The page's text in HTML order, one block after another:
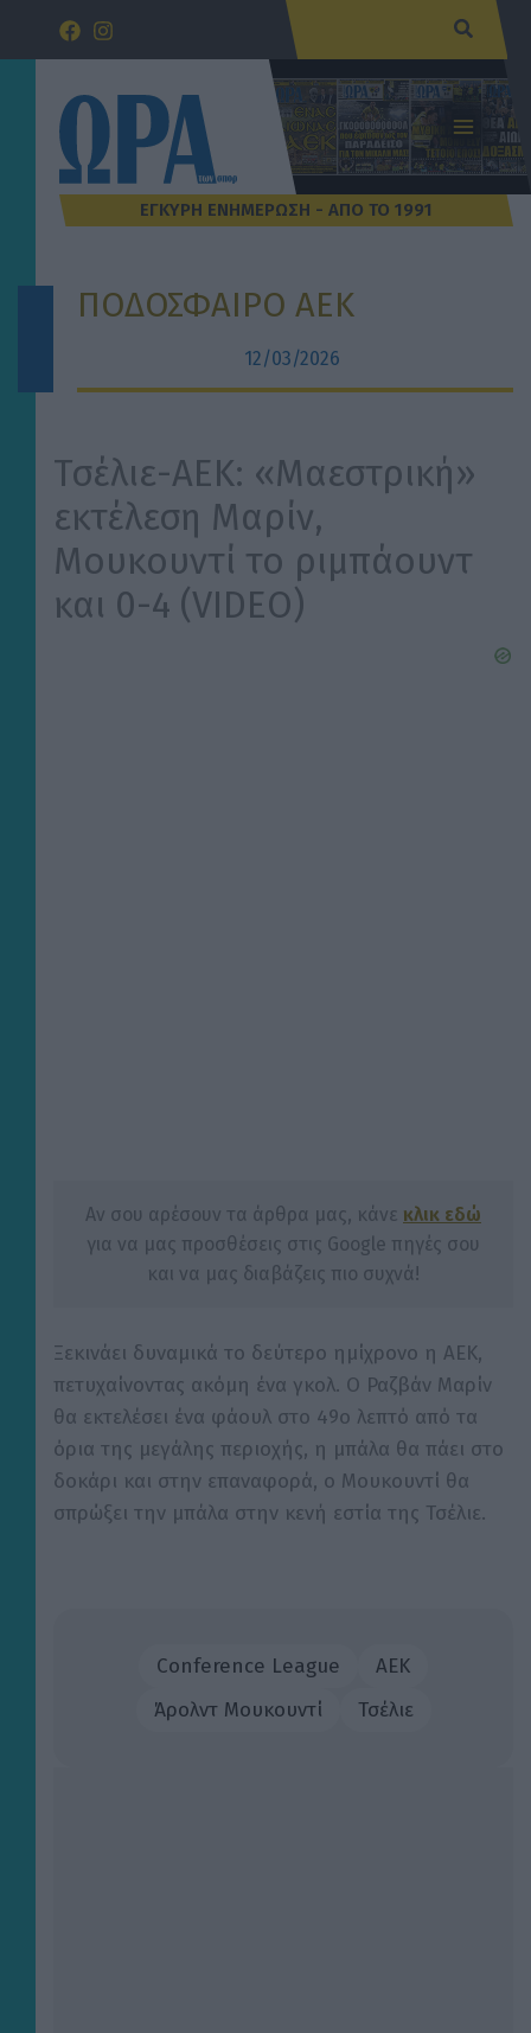
Μετάβαση
ΠΟΔΟΣΦΑΙΡΟ ΑΕΚ
12/03/2026
Τσέλιε-ΑΕΚ: «Μαεστρική»
εκτέλεση Μαρίν,
Μουκουντί το ριμπάουντ
και 0-4 (VIDEO)
Αν σου αρέσουν τα άρθρα μας, κάνε κλικ εδώ
για να μας προσθέσεις στις Google πηγές σου
και να μας διαβάζεις πιο συχνά!
Ξεκινάει δυναμικά το δεύτερο ημίχρονο η ΑΕΚ,
πετυχαίνοντας ακόμη ένα γκολ. Ο Ραζβάν Μαρίν
θα εκτελέσει ένα φάουλ στο 49ο λεπτό από τα
όρια της μεγάλης περιοχής, η μπάλα θα πάει στο
δοκάρι και στην επαναφορά, ο Μουκουντί θα
σπρώξει την μπάλα στην κενή εστία της Τσέλιε.
Conference League
ΑΕΚ
Άρολντ Μουκουντί
Τσέλιε